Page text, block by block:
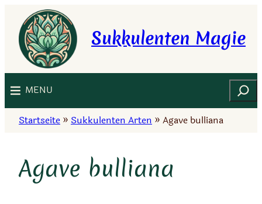
Inhalt
springen
Sukkulenten Magie
MENU Suchen
Startseite » Sukkulenten Arten » Agave bulliana
Agave bulliana